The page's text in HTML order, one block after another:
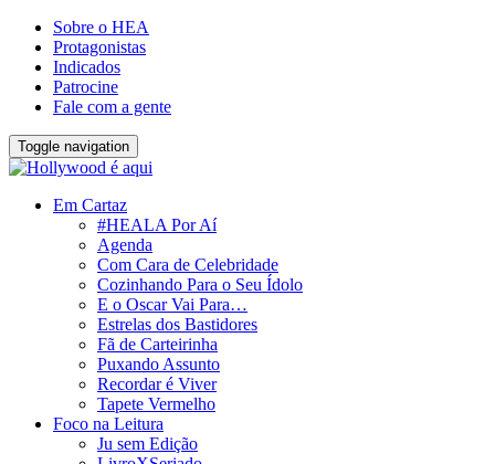
Sobre o HEA
Protagonistas
Indicados
Patrocine
Fale com a gente
Toggle navigation
Em Cartaz
#HEALA Por Aí
Agenda
Com Cara de Celebridade
Cozinhando Para o Seu Ídolo
E o Oscar Vai Para…
Estrelas dos Bastidores
Fã de Carteirinha
Puxando Assunto
Recordar é Viver
Tapete Vermelho
Foco na Leitura
Ju sem Edição